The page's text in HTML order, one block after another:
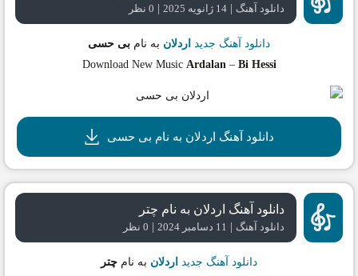
دانلود آهنگ | 14 ژانویه 2025 | 0 نظر
دانلود آهنگ جدید اردلان به نام بی حسی
Download New Music Ardalan– Bi Hessi
دانلود آهنگ اردلان به نام بی حسی
دانلود آهنگ اردلان به نام چتر
دانلود آهنگ | 11 دسامبر 2024 | 0 نظر
دانلود آهنگ جدید اردلان به نام چتر